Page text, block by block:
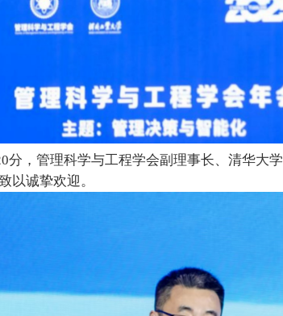
分，管理科学与工程学会副理事长、清华大学
以诚挚欢迎。